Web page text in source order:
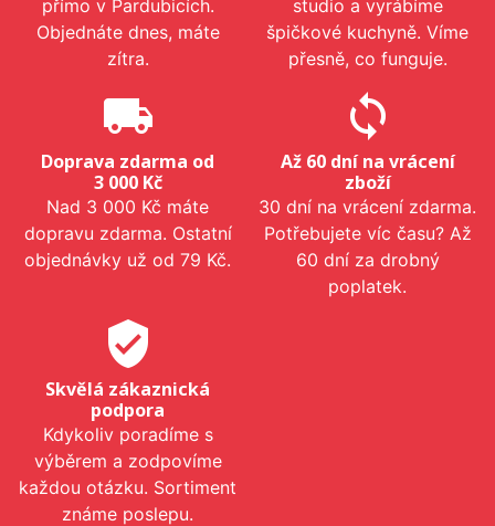
přímo v Pardubicích.
Objednáte dnes, máte
zítra.
studio a vyrábíme
špičkové kuchyně. Víme
přesně, co funguje.
local_shipping
Doprava zdarma od
3 000 Kč
Nad 3 000 Kč máte
dopravu zdarma. Ostatní
objednávky už od 79 Kč.
sync
Až 60 dní na vrácení
zboží
30 dní na vrácení zdarma.
Potřebujete víc času? Až
60 dní za drobný
poplatek.
verified_user
Skvělá zákaznická
podpora
Kdykoliv poradíme s
výběrem a zodpovíme
každou otázku. Sortiment
známe poslepu.